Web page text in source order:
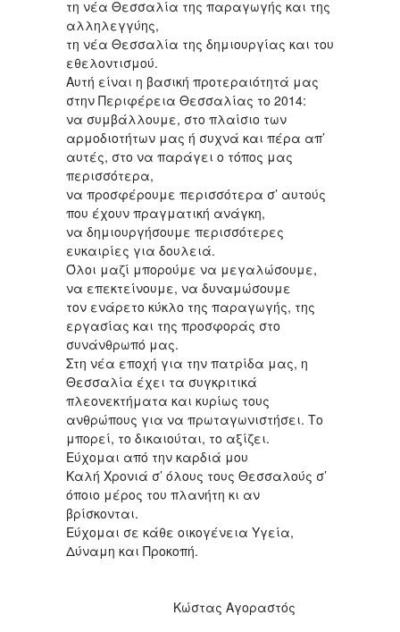
τη νέα Θεσσαλία της παραγωγής και της
αλληλεγγύης,
τη νέα Θεσσαλία της δημιουργίας και του
εθελοντισμού.
Αυτή είναι η βασική προτεραιότητά μας
στην Περιφέρεια Θεσσαλίας το 2014:
να συμβάλλουμε, στο πλαίσιο των
αρμοδιοτήτων μας ή συχνά και πέρα απ’
αυτές, στο να παράγει ο τόπος μας
περισσότερα,
να προσφέρουμε περισσότερα σ’ αυτούς
που έχουν πραγματική ανάγκη,
να δημιουργήσουμε περισσότερες
ευκαιρίες για δουλειά.
Όλοι μαζί μπορούμε να μεγαλώσουμε,
να επεκτείνουμε, να δυναμώσουμε
τον ενάρετο κύκλο της παραγωγής, της
εργασίας και της προσφοράς στο
συνάνθρωπό μας.
Στη νέα εποχή για την πατρίδα μας, η
Θεσσαλία έχει τα συγκριτικά
πλεονεκτήματα και κυρίως τους
ανθρώπους για να πρωταγωνιστήσει. Το
μπορεί, το δικαιούται, το αξίζει.
Εύχομαι από την καρδιά μου
Καλή Χρονιά σ’ όλους τους Θεσσαλούς σ’
όποιο μέρος του πλανήτη κι αν
βρίσκονται.
Εύχομαι σε κάθε οικογένεια Υγεία,
Δύναμη και Προκοπή.
Κώστας Αγοραστός